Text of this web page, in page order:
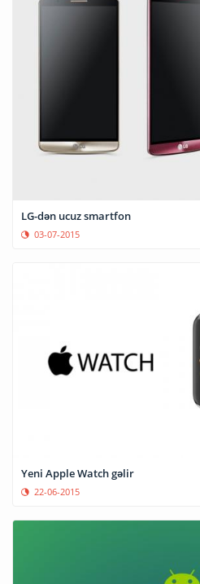
LG-dən ucuz smartfon
03-07-2015
Yeni Apple Watch gəlir
22-06-2015